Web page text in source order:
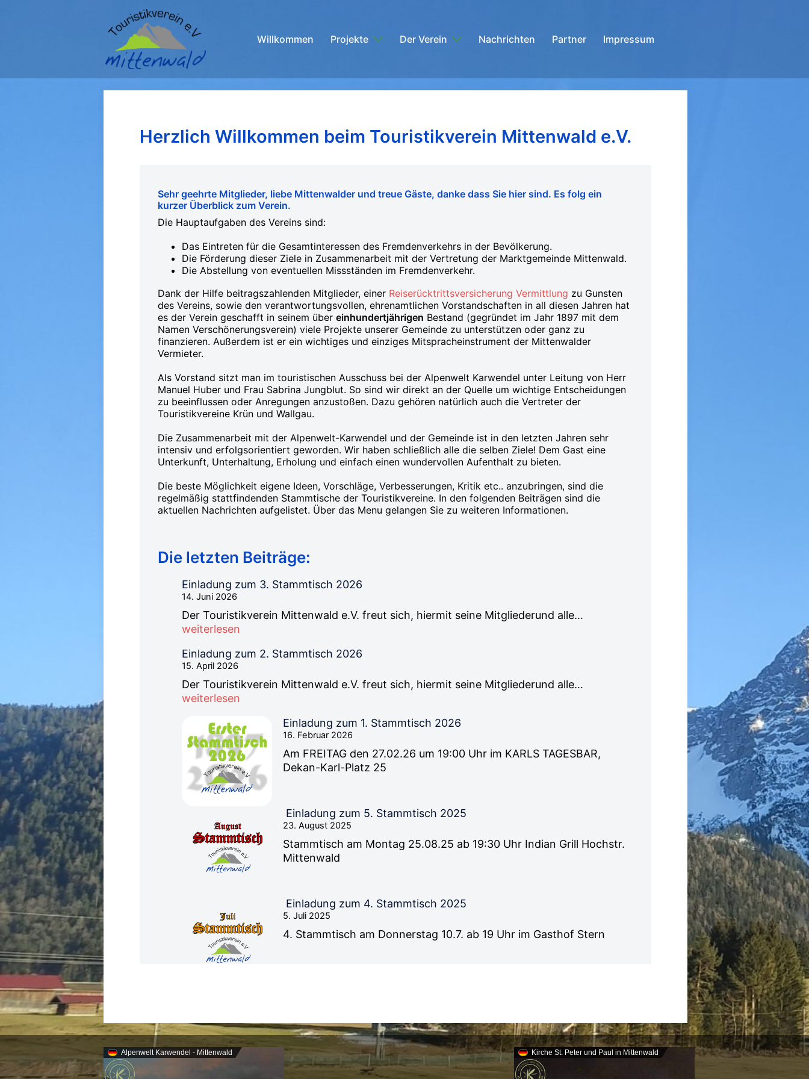
Willkommen Projekte Der Verein Nachrichten Partner Impressum
Herzlich Willkommen beim Touristikverein Mittenwald e.V.
Sehr geehrte Mitglieder, liebe Mittenwalder und treue Gäste, danke dass Sie hier sind. Es folg ein
kurzer Überblick zum Verein.
Die Hauptaufgaben des Vereins sind:
Das Eintreten für die Gesamtinteressen des Fremdenverkehrs in der Bevölkerung.
Die Förderung dieser Ziele in Zusammenarbeit mit der Vertretung der Marktgemeinde Mittenwald.
Die Abstellung von eventuellen Missständen im Fremdenverkehr.
Dank der Hilfe beitragszahlenden Mitglieder, einer Reiserücktrittsversicherung Vermittlung zu Gunsten
des Vereins, sowie den verantwortungsvollen, ehrenamtlichen Vorstandschaften in all diesen Jahren hat
es der Verein geschafft in seinem über einhundertjährigen Bestand (gegründet im Jahr 1897 mit dem
Namen Verschönerungsverein) viele Projekte unserer Gemeinde zu unterstützen oder ganz zu
finanzieren. Außerdem ist er ein wichtiges und einziges Mitspracheinstrument der Mittenwalder
Vermieter.
Als Vorstand sitzt man im touristischen Ausschuss bei der Alpenwelt Karwendel unter Leitung von Herr
Manuel Huber und Frau Sabrina Jungblut. So sind wir direkt an der Quelle um wichtige Entscheidungen
zu beeinflussen oder Anregungen anzustoßen. Dazu gehören natürlich auch die Vertreter der
Touristikvereine Krün und Wallgau.
Die Zusammenarbeit mit der Alpenwelt-Karwendel und der Gemeinde ist in den letzten Jahren sehr
intensiv und erfolgsorientiert geworden. Wir haben schließlich alle die selben Ziele! Dem Gast eine
Unterkunft, Unterhaltung, Erholung und einfach einen wundervollen Aufenthalt zu bieten.
Die beste Möglichkeit eigene Ideen, Vorschläge, Verbesserungen, Kritik etc.. anzubringen, sind die
regelmäßig stattfindenden Stammtische der Touristikvereine. In den folgenden Beiträgen sind die
aktuellen Nachrichten aufgelistet. Über das Menu gelangen Sie zu weiteren Informationen.
Die letzten Beiträge:
Einladung zum 3. Stammtisch 2026
14. Juni 2026
Der Touristikverein Mittenwald e.V. freut sich, hiermit seine Mitgliederund alle…
weiterlesen
Einladung zum 2. Stammtisch 2026
15. April 2026
Der Touristikverein Mittenwald e.V. freut sich, hiermit seine Mitgliederund alle…
weiterlesen
Einladung zum 1. Stammtisch 2026
16. Februar 2026
Am FREITAG den 27.02.26 um 19:00 Uhr im KARLS TAGESBAR,
Dekan-Karl-Platz 25
Einladung zum 5. Stammtisch 2025
23. August 2025
Stammtisch am Montag 25.08.25 ab 19:30 Uhr Indian Grill Hochstr.
Mittenwald
Einladung zum 4. Stammtisch 2025
5. Juli 2025
4. Stammtisch am Donnerstag 10.7. ab 19 Uhr im Gasthof Stern
Alpenwelt Karwendel - Mittenwald Kirche St. Peter und Paul in Mittenwald